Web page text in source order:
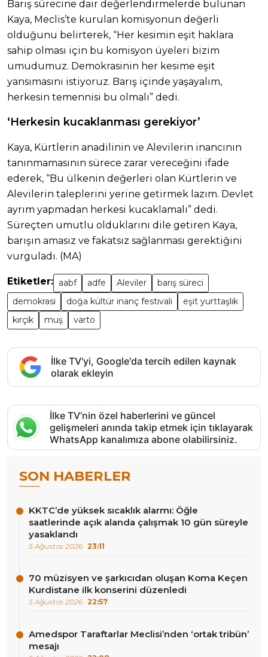
Barış sürecine dair değerlendirmelerde bulunan
Kaya, Meclis’te kurulan komisyonun değerli
olduğunu belirterek, “Her kesimin eşit haklara
sahip olması için bu komisyon üyeleri bizim
umudumuz. Demokrasinin her kesime eşit
yansımasını istiyoruz. Barış içinde yaşayalım,
herkesin temennisi bu olmalı” dedi.
‘Herkesin kucaklanması gerekiyor’
Kaya, Kürtlerin anadilinin ve Alevilerin inancının
tanınmamasının sürece zarar vereceğini ifade
ederek, “Bu ülkenin değerleri olan Kürtlerin ve
Alevilerin taleplerini yerine getirmek lazım. Devlet
ayrım yapmadan herkesi kucaklamalı” dedi.
Süreçten umutlu olduklarını dile getiren Kaya,
barışın amasız ve fakatsız sağlanması gerektiğini
vurguladı. (MA)
Etiketler: aabf adfe Aleviler
barış süreci
demokrasi
doğa kültür inanç festivali
eşit yurttaşlık
kırçik
muş varto
İlke TV'yi, Google'da tercih edilen kaynak
olarak ekleyin
İlke TV’nin özel haberlerini ve güncel
gelişmeleri anında takip etmek için tıklayarak
WhatsApp kanalımıza abone olabilirsiniz.
SON HABERLER
KKTC’de yüksek sıcaklık alarmı: Öğle
saatlerinde açık alanda çalışmak 10 gün süreyle
yasaklandı
5 Ağustos 2026 23:11
70 müzisyen ve şarkıcıdan oluşan Koma Keçen
Kurdistane ilk konserini düzenledi
5 Ağustos 2026 22:57
Amedspor Taraftarlar Meclisi’nden ‘ortak tribün’
mesajı